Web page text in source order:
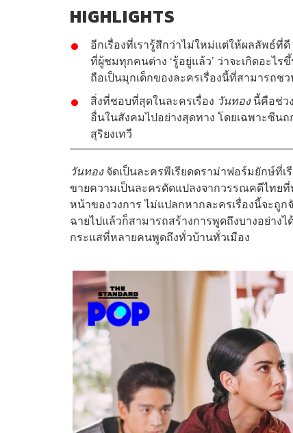
HIGHLIGHTS
อีกเรื่องที่เรารู้สึกว่าไม่ใหม่แต่ให้ผลลัพธ์ที่
ที่ผู้ชมทุกคนต่าง ‘รู้อยู่แล้ว’ ว่าจะเกิดอะ
ถือเป็นมุกเด็กของละครเรื่องนี้ที่สามารถ
สิ่งที่ชอบที่สุดในละครเรื่อง วันทองนี้คือช่วง
อื่นในสังคมไปอย่างสุดทาง โดยเฉพาะซีน
สุริยงเทวี
วันทองจัดเป็นละครพีเรียดดราม่าฟอร์มยักษ์ที่เ
ขายความเป็นละครดัดแปลงจากวรรณคดีไทย
หน้าของวงการ ไม่แปลกหากละครเรื่องนี้จะถู
ฉายไปแล้วก็สามารถสร้างการพูดถึงบางอย่าง
กระแสที่หลายคนพูดถึงทั่วบ้านทั่วเมือง